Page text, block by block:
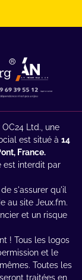
Ltd., une
est situé à 14
France.
est interdit par
s'assurer qu'il
au site Jeux.fm.
et un risque
! Tous les logos
et le
Toutes les
traitées en